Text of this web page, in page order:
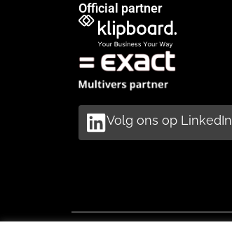
Official partner
Volg ons op LinkedIn